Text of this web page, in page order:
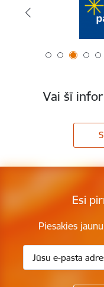
Vai šī
Esi
Piesakies